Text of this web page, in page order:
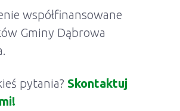
współfinansowane
Gminy Dąbrowa
pytania? Skontaktuj